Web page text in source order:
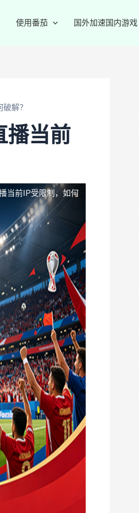
使用番茄 国外加速国内游戏
解？
播当前
当前IP受限制，如何